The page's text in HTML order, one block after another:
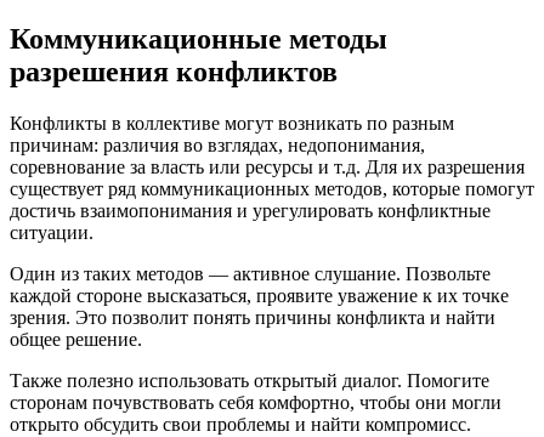
Коммуникационные методы
разрешения конфликтов
Конфликты в коллективе могут возникать по разным
причинам: различия во взглядах, недопонимания,
соревнование за власть или ресурсы и т.д. Для их разрешения
существует ряд коммуникационных методов, которые помогут
достичь взаимопонимания и урегулировать конфликтные
ситуации.
Один из таких методов — активное слушание. Позвольте
каждой стороне высказаться, проявите уважение к их точке
зрения. Это позволит понять причины конфликта и найти
общее решение.
Также полезно использовать открытый диалог. Помогите
сторонам почувствовать себя комфортно, чтобы они могли
открыто обсудить свои проблемы и найти компромисс.